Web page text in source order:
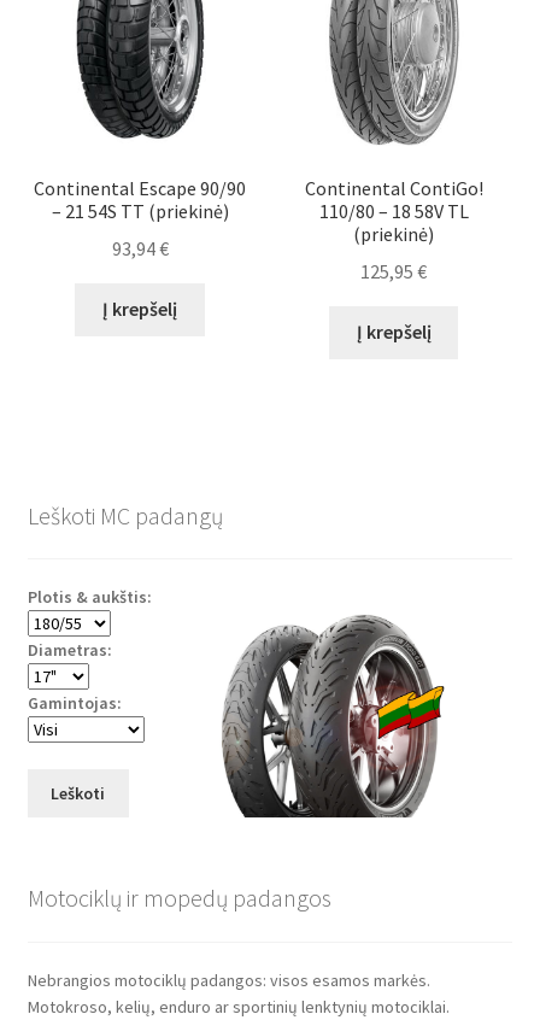
Continental Escape 90/90
– 21 54S TT (priekinė)
93,94€
Į krepšelį
Continental ContiGo!
110/80 – 18 58V TL
(priekinė)
125,95€
Į krepšelį
Leškoti MC padangų
Plotis & aukštis:
Diametras:
Gamintojas:
Leškoti
Motociklų ir mopedų padangos
Nebrangios motociklų padangos: visos esamos markės.
Motokroso, kelių, enduro ar sportinių lenktynių motociklai.